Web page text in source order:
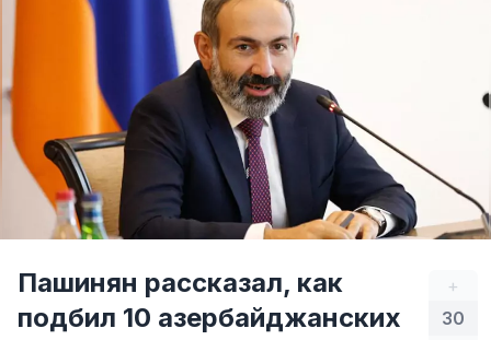
+
30
Пашинян рассказал, как
подбил 10 азербайджанских